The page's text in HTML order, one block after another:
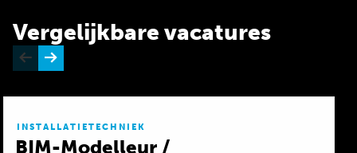
Vergelijkbare vacatures
INSTALLATIETECHNIEK
BIM-Modelleur /